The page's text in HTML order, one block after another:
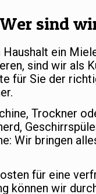
Wer sind
ein
sind wir als
für Sie der
Trockner
Wir bringen
für eine
können wir